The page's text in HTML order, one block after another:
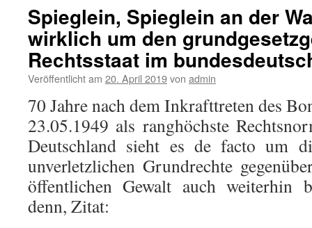
Spieglein, Spieglein an der
wirklich um den
Rechtsstaat im
Veröffentlicht am 20. April 2019von admin
70 Jahre nach dem Inkrafttreten des
23.05.1949 als ranghöchste
Deutschland sieht es de facto um
unverletzlichen Grundrechte
öffentlichen Gewalt auch weiterhin
denn, Zitat: